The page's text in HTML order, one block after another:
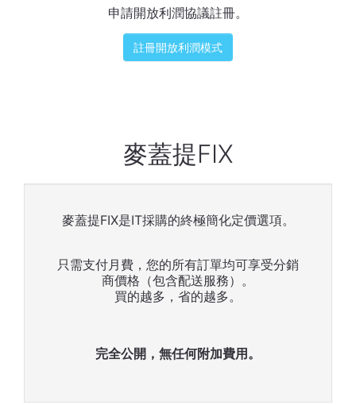
申請開放利潤協議註冊。
註冊開放利潤模式
麥蓋提FIX
麥蓋提FIX是IT採購的終極簡化定價選項。
只需支付月費，您的所有訂單均可享受分銷
商價格（包含配送服務）。
買的越多，省的越多。
完全公開，無任何附加費用。